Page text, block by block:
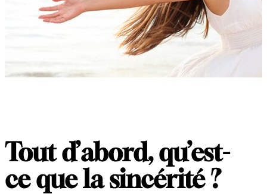
Tout d’abord, qu’est-
ce que la sincérité ?